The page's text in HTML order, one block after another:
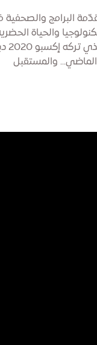
البرامج والصحفية
والحياة
والمستقبل